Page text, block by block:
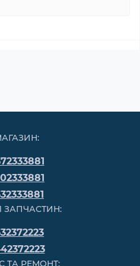
ЗАПЧАСТИН:
ТА РЕМОНТ: